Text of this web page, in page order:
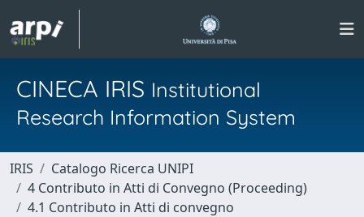
CINECA IRIS Institutional
Research Information System
IRIS
Catalogo Ricerca UNIPI
4 Contributo in Atti di Convegno (Proceeding)
4.1 Contributo in Atti di convegno